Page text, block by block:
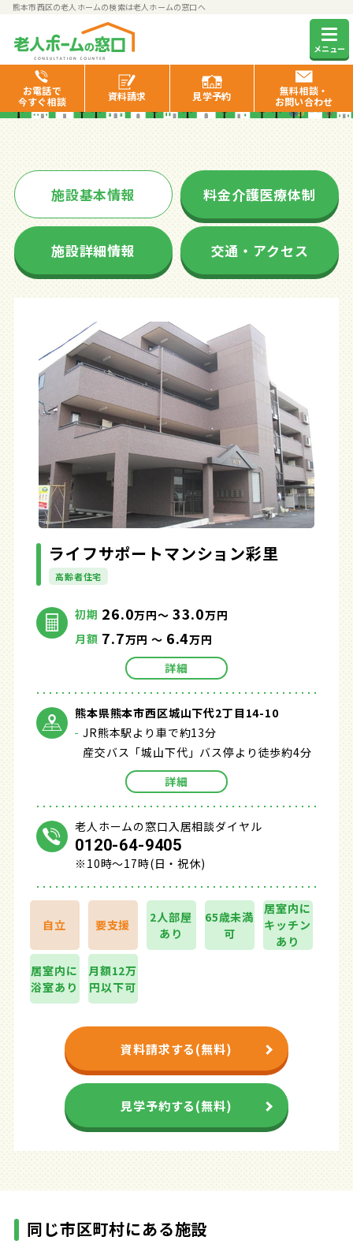
熊本市西区の老人ホームの検索は老人ホームの窓口へ
メニュー
お電話で
今すぐ相談
資料請求 見学予約
無料相談・
お問い合わせ
ライフサポートマンション彩
里
施設基本情報 料金介護医療体制
施設詳細情報 交通・アクセス
ライフサポートマンション彩里
高齢者住宅
初期 26.0万円～ 33.0万円
月額 7.7万円 ～ 6.4万円
詳細
熊本県熊本市西区城山下代2丁目14-10
JR熊本駅より車で約13分
産交バス「城山下代」バス停より徒歩約4分
詳細
老人ホームの窓口入居相談ダイヤル
0120-64-9405
※10時～17時(日・祝休)
自立 要支援
2人部屋
あり
65歳未満
可
居室内に
キッチン
あり
居室内に
浴室あり
月額12万
円以下可
資料請求する(無料)
見学予約する(無料)
同じ市区町村にある施設